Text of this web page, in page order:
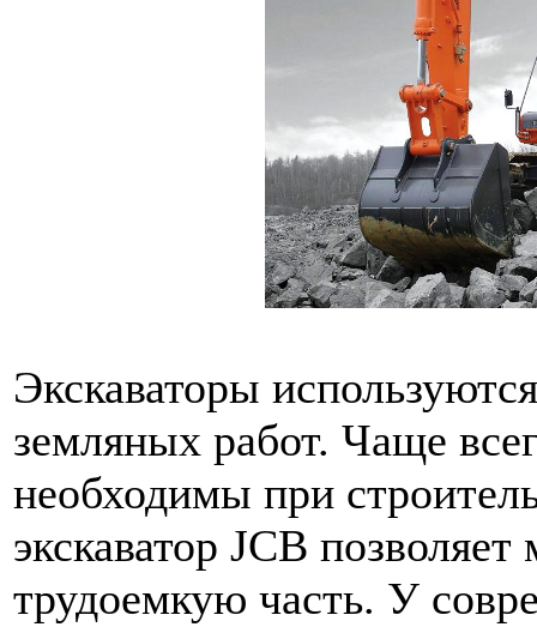
Экскаваторы
земляных работ. Чаще
необходимы при
экскаватор JCB
трудоемкую часть. У